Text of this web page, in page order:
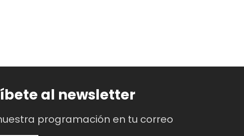
al newsletter
programación en tu correo